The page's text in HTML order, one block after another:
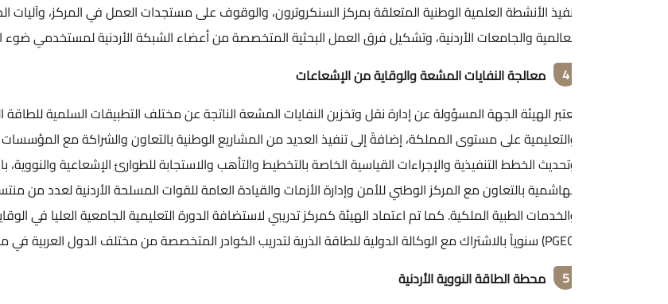
الأنشطة العلمية الوطنية المتعلقة بمركز السنكروترون، والوقوف على مستجدات العمل في المركز، وآليات الدعم المقدمة من
والجامعات الأردنية، وتشكيل فرق العمل البحثية المتخصصة من أعضاء الشبكة الأردنية لمستخدمي ضوء السنكروترون.
معالجة النفايات المشعة والوقاية من الإشعاعات
الهيئة الجهة المسؤولة عن إدارة نقل وتخزين النفايات المشعة الناتجة عن مختلف التطبيقات السلمية للطاقة النووية في المجالات
على مستوى المملكة، إضافةً إلى تنفيذ العديد من المشاريع الوطنية بالتعاون والشراكة مع المؤسسات المحلية والدولية
الخطط التنفيذية والإجراءات القياسية الخاصة بالتخطيط والتأهب والاستجابة للطوارئ الإشعاعية والنووية، بالإضافة إلى تقديم
بالتعاون مع المركز الوطني للأمن وإدارة الأزمات والقيادة العامة للقوات المسلحة الأردنية لعدد من منتسبي وحدة
الطبية الملكية. كما تم اعتماد الهيئة كمركز تدريبي لاستضافة الدورة التعليمية الجامعية العليا في الوقاية من الإشعاعات
محطة الطاقة النووية الأردنية